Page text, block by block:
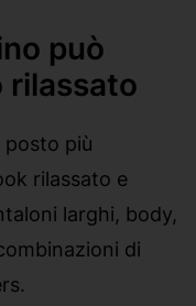
può
rilassato
posto più
rilassato e
larghi, body,
di